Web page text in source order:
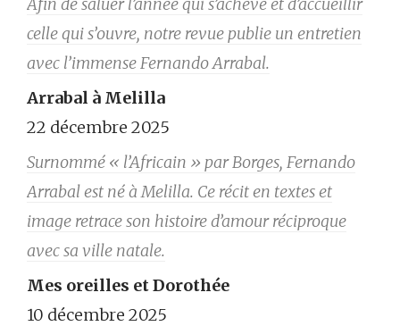
celle qui s’ouvre, notre revue publie un entretien
avec l’immense Fernando Arrabal.
Arrabal à Melilla
22 décembre 2025
Surnommé « l’Africain » par Borges, Fernando
Arrabal est né à Melilla. Ce récit en textes et
image retrace son histoire d’amour réciproque
avec sa ville natale.
Mes oreilles et Dorothée
10 décembre 2025